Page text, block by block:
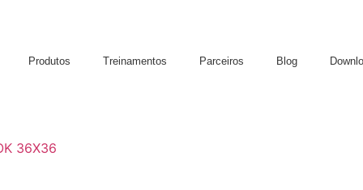
Produtos Treinamentos Parceiros Blog